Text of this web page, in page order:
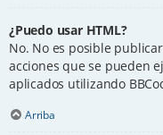
¿Puedo usar HTML?
No. No es posible
acciones que se pueden
aplicados utilizando
Arriba